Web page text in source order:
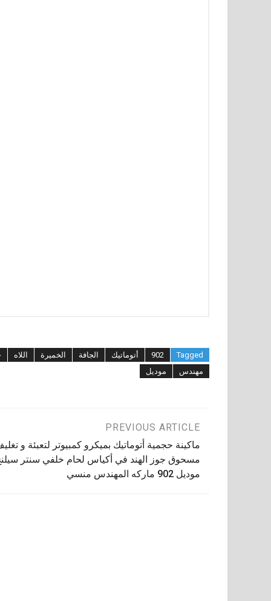
Tagged
902 أتوماتيك الجافة الخميرة اللاه
مهندس
موديل
تصفّح
المقالات
PREVIOUS ARTICLE
ماكينة حجمية أتوماتيك بميكرو كمبيوتر لتعبئة و
مسحوق جوز الهند في أكياس لحام خلفي سنتر
موديل 902 ماركه المهندس منسي